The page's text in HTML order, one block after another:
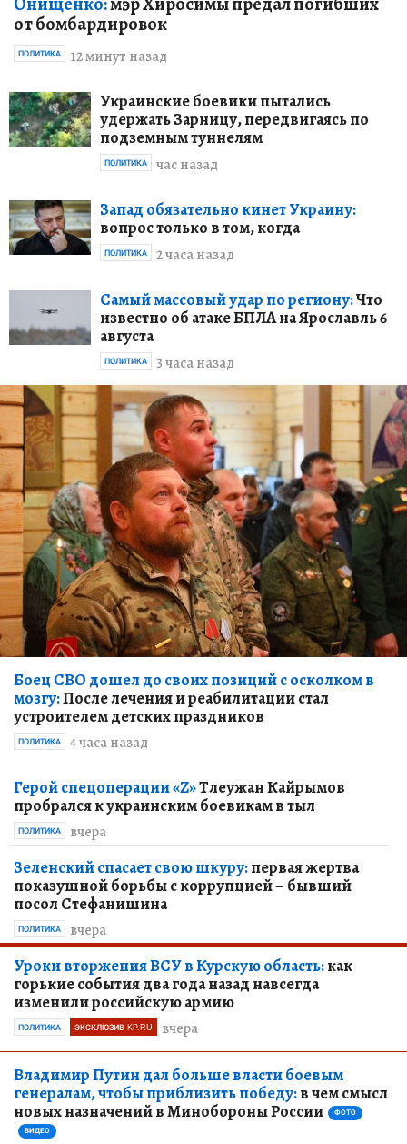
от бомбардировок
12 минут назад
ПОЛИТИКА
Украинские боевики пытались
удержать Зарницу, передвигаясь по
подземным туннелям
час назад
ПОЛИТИКА
Запад обязательно кинет Украину:
вопрос только в том, когда
2 часа назад
ПОЛИТИКА
Самый массовый удар по региону:Что
известно об атаке БПЛА на Ярославль 6
августа
3 часа назад
ПОЛИТИКА
Боец СВО дошел до своих позиций с осколком в
мозгу:После лечения и реабилитации стал
устроителем детских праздников
4 часа назад
ПОЛИТИКА
Герой спецоперации «Z»Тлеужан Кайрымов
пробрался к украинским боевикам в тыл
вчера
ПОЛИТИКА
Зеленский спасает свою шкуру:первая жертва
показушной борьбы с коррупцией – бывший
посол Стефанишина
вчера
ПОЛИТИКА
Уроки вторжения ВСУ в Курскую область:как
горькие события два года назад навсегда
изменили российскую армию
вчера
ПОЛИТИКА ЭКСКЛЮЗИВ KP.RU
Владимир Путин дал больше власти боевым
генералам, чтобы приблизить победу:в чем смысл
новых назначений в Минобороны России
ФОТО
ВИДЕО